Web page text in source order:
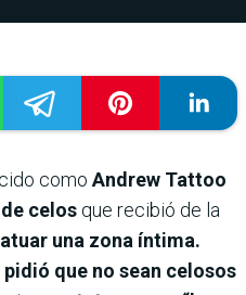
como Andrew Tattoo
celos que recibió de la
una zona íntima.
que no sean celosos